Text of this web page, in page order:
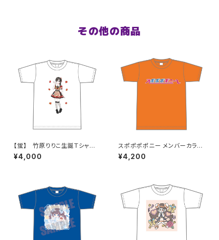
その他の商品
【蛍】 竹原りりこ生誕Ｔシャツ
M〜XLサイズ
¥4,000
スポポポポニー メンバーカラー
シンプルデザイン ロゴTシャツ
オレンジ XXL〜XXXLサイズ
¥4,200